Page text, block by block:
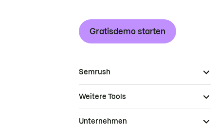
Gratisdemo starten
Semrush
Weitere Tools
Unternehmen